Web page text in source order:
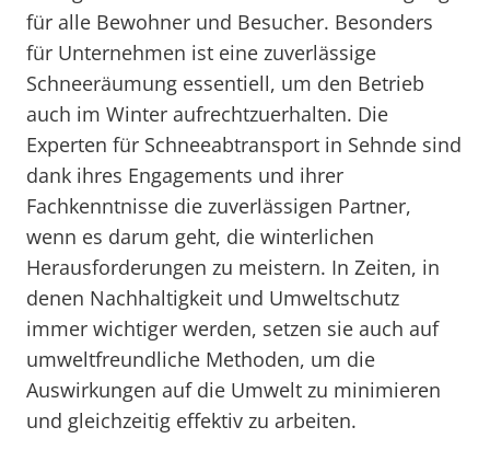
für alle Bewohner und Besucher. Besonders
für Unternehmen ist eine zuverlässige
Schneeräumung essentiell, um den Betrieb
auch im Winter aufrechtzuerhalten. Die
Experten für Schneeabtransport in Sehnde sind
dank ihres Engagements und ihrer
Fachkenntnisse die zuverlässigen Partner,
wenn es darum geht, die winterlichen
Herausforderungen zu meistern. In Zeiten, in
denen Nachhaltigkeit und Umweltschutz
immer wichtiger werden, setzen sie auch auf
umweltfreundliche Methoden, um die
Auswirkungen auf die Umwelt zu minimieren
und gleichzeitig effektiv zu arbeiten.